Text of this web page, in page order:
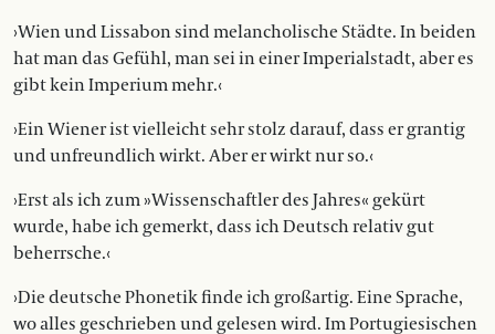
›Wien und Lissabon sind melancholische Städte. In beiden
hat man das Gefühl, man sei in einer Imperialstadt, aber es
gibt kein Imperium mehr.‹
›Ein Wiener ist vielleicht sehr stolz darauf, dass er grantig
und unfreundlich wirkt. Aber er wirkt nur so.‹
›Erst als ich zum »Wissenschaftler des Jahres« gekürt
wurde, habe ich gemerkt, dass ich Deutsch relativ gut
beherrsche.‹
›Die deutsche Phonetik finde ich großartig. Eine Sprache,
wo alles geschrieben und gelesen wird. Im Portugiesischen